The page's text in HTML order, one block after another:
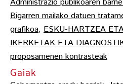
Administrazio publikoaren
Bigarren mailako datuen
grafikoa, ESKU-HARTZEA
IKERKETAK ETA
proposamenen kontrasteak
Gaiak